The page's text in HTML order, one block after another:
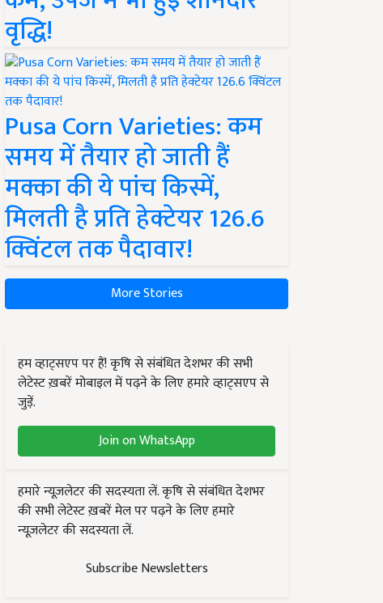
वृद्धि!
Pusa Corn Varieties: कम
समय में तैयार हो जाती हैं
मक्का की ये पांच किस्में,
मिलती है प्रति हेक्टेयर 126.6
क्विंटल तक पैदावार!
More Stories
हम व्हाट्सएप पर हैं! कृषि से संबंधित देशभर की सभी
लेटेस्ट ख़बरें मोबाइल में पढ़ने के लिए हमारे व्हाट्सएप से
जुड़ें.
Join on WhatsApp
हमारे न्यूज़लेटर की सदस्यता लें. कृषि से संबंधित देशभर
की सभी लेटेस्ट ख़बरें मेल पर पढ़ने के लिए हमारे
न्यूज़लेटर की सदस्यता लें.
Subscribe Newsletters